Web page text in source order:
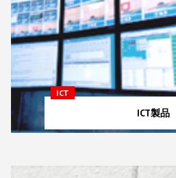
ICT
ICT製品